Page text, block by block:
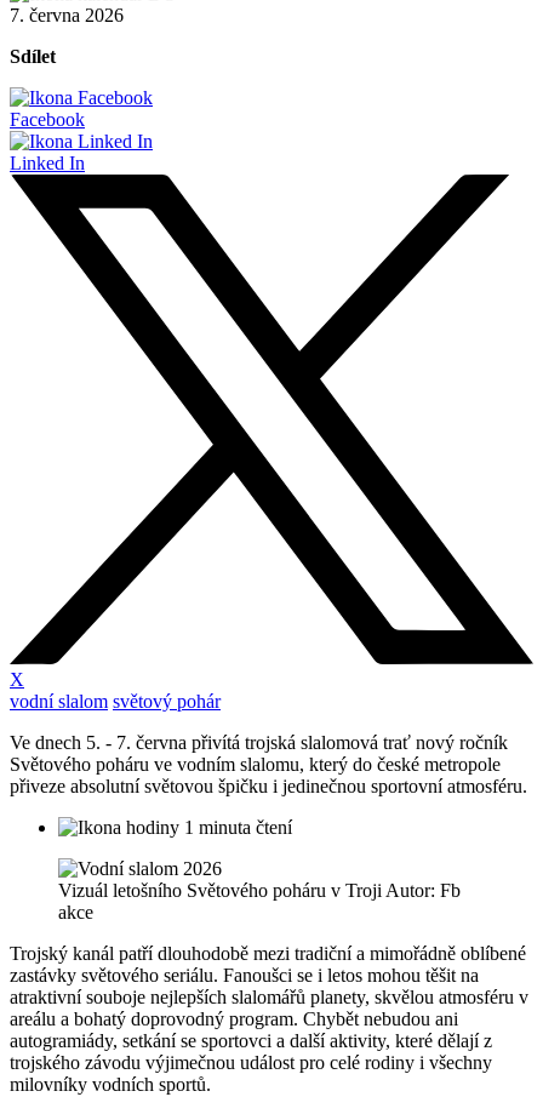
7. června 2026
Sdílet
Facebook
Linked In
X
vodní slalom světový pohár
Ve dnech 5. - 7. června přivítá trojská slalomová trať nový ročník
Světového poháru ve vodním slalomu, který do české metropole
přiveze absolutní světovou špičku i jedinečnou sportovní atmosféru.
1 minuta čtení
Vizuál letošního Světového poháru v Troji Autor: Fb
akce
Trojský kanál patří dlouhodobě mezi tradiční a mimořádně oblíbené
zastávky světového seriálu. Fanoušci se i letos mohou těšit na
atraktivní souboje nejlepších slalomářů planety, skvělou atmosféru v
areálu a bohatý doprovodný program. Chybět nebudou ani
autogramiády, setkání se sportovci a další aktivity, které dělají z
trojského závodu výjimečnou událost pro celé rodiny i všechny
milovníky vodních sportů.